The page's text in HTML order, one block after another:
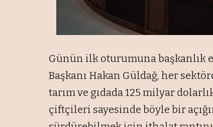
Günün ilk oturumuna başkanlık
Başkanı Hakan Güldağ, her
tarım ve gıdada 125 milyar
çiftçileri sayesinde böyle bir